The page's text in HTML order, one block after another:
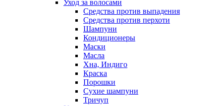
Уход за волосами
Средства против выпадения
Средства против перхоти
Шампуни
Кондиционеры
Маски
Масла
Хна, Индиго
Краска
Порошки
Сухие шампуни
Тричуп